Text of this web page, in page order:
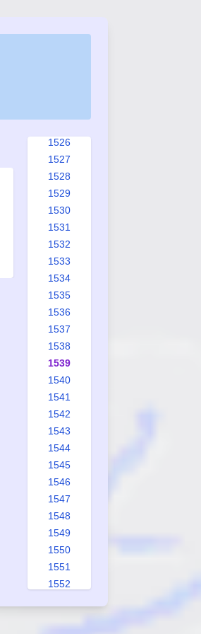
1526
1527
1528
1529
1530
1531
1532
1533
1534
1535
1536
1537
1538
1539
1540
1541
1542
1543
1544
1545
1546
1547
1548
1549
1550
1551
1552